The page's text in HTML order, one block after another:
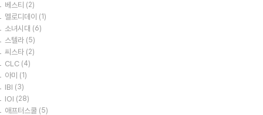
베스티 (2)
멜로디데이 (1)
소녀시대 (6)
스텔라 (5)
씨스타 (2)
CLC (4)
아미 (1)
IBI (3)
IOI (28)
애프터스쿨 (5)